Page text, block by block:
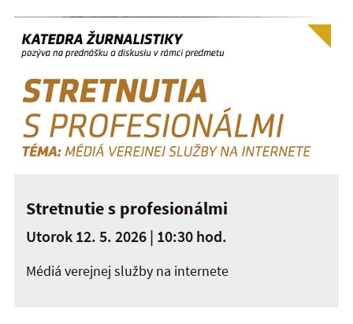
Stretnutie s profesionálmi
Utorok 12. 5. 2026 | 10:30 hod.
Médiá verejnej služby na internete